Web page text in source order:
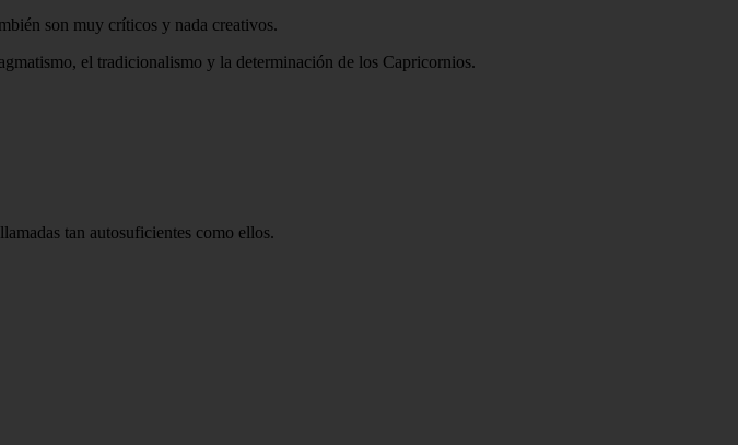
son muy críticos y nada creativos.
el tradicionalismo y la determinación de los Capricornios.
tan autosuficientes como ellos.